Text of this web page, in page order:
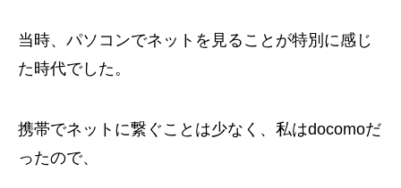
当時、パソコンでネットを見ることが特別に感じ
た時代でした。
携帯でネットに繋ぐことは少なく、私はdocomoだ
ったので、